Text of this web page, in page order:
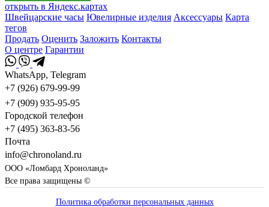
открыть в Яндекс.картах
Швейцарские часы Ювелирные изделия Аксессуары Карта
тегов
Продать Оценить Заложить Контакты
О центре Гарантии
WhatsApp, Telegram
+7 (926) 679-99-99
+7 (909) 935-95-95
Городской телефон
+7 (495) 363-83-56
Почта
info@chronoland.ru
ООО «Ломбард Хроноланд»
Все права защищены ©
Политика обработки персональных данных